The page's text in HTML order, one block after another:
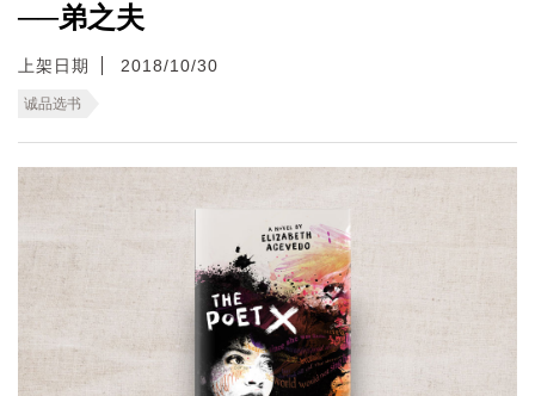
──弟之夫
上架日期 2018/10/30
诚品选书